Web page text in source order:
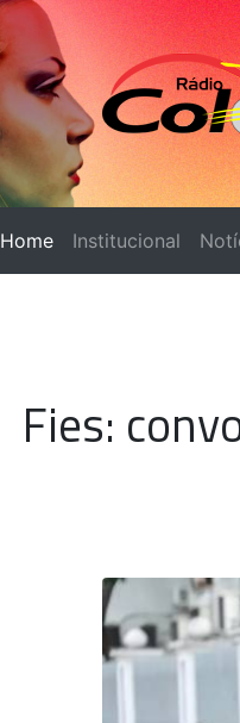
Home (página atual)
Institucional
Fies: